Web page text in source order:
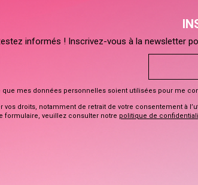
informés ! Inscrivez-vous à la newsletter
que mes données personnelles soient utilisées pour me
vos droits, notamment de retrait de votre consentement à
formulaire, veuillez consulter notre politique de